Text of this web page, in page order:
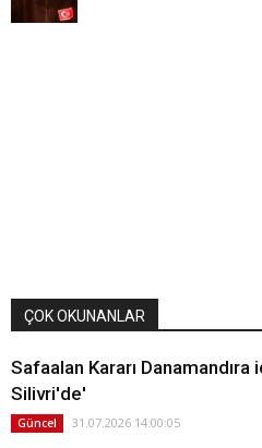
ÇOK OKUNANLAR
Safaalan Kararı
Silivri'de'
Güncel 31.07.2026 14:00:05